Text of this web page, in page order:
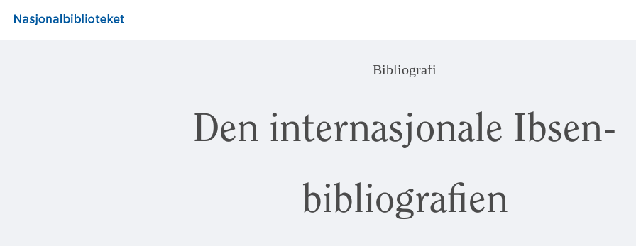
Bibliografi
Den internasjonale Ibsen-
bibliografien